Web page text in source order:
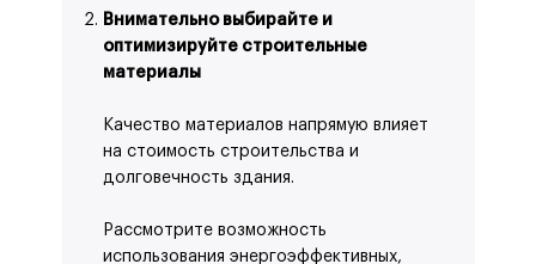
Внимательно выбирайте и
оптимизируйте строительные
материалы
Качество материалов напрямую влияет
на стоимость строительства и
долговечность здания.
Рассмотрите возможность
использования энергоэффективных,